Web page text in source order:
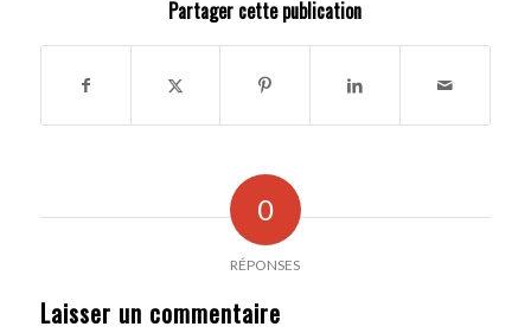
Partager cette publication
0
RÉPONSES
Laisser un commentaire